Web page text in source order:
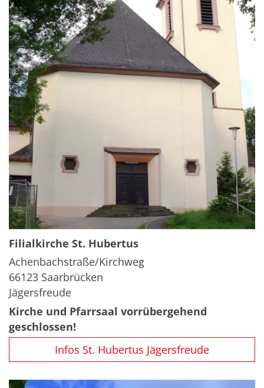
Filialkirche St. Hubertus
Achenbachstraße/Kirchweg
66123 Saarbrücken
Jägersfreude
Kirche und Pfarrsaal vorrübergehend
geschlossen!
Infos St. Hubertus Jägersfreude